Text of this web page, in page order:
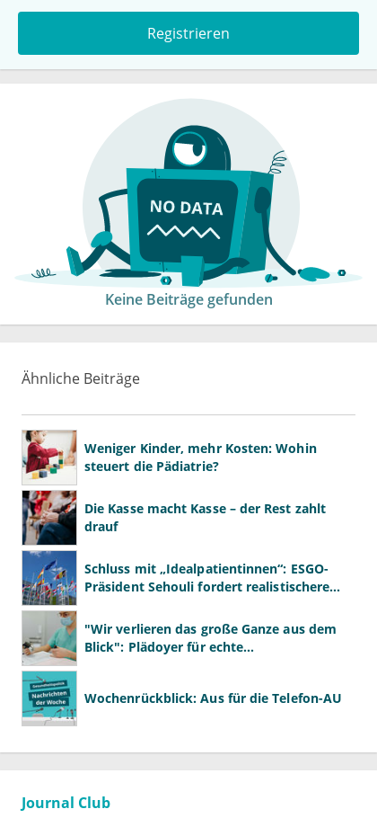
Registrieren
Keine Beiträge gefunden
Ähnliche Beiträge
Weniger Kinder, mehr Kosten: Wohin
steuert die Pädiatrie?
Die Kasse macht Kasse – der Rest zahlt
drauf
Schluss mit „Idealpatientinnen“: ESGO-
Präsident Sehouli fordert realistischere
"Wir verlieren das große Ganze aus dem
Blick": Plädoyer für echte
Wochenrückblick: Aus für die Telefon-AU
Journal Club